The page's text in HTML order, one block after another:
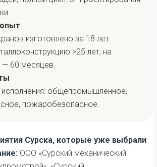
изготовлено за 18 лет.
>25 лет, на
60 месяцев.
исполнения: общепромышленное,
пожаробезопасное.
Сурска, которые уже выбрали
ООО «Сурский механический